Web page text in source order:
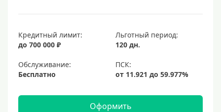
Кредитный лимит:
до 700 000 ₽
Льготный период:
120 дн.
Обслуживание:
Бесплатно
Оформить